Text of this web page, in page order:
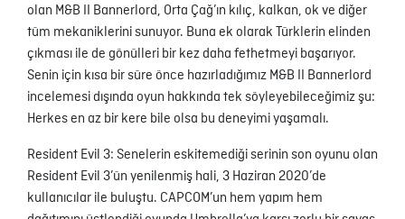
olan M&B II Bannerlord, Orta Çağ’ın kılıç, kalkan, ok ve diğer
tüm mekaniklerini sunuyor. Buna ek olarak Türklerin elinden
çıkması ile de gönülleri bir kez daha fethetmeyi başarıyor.
Senin için kısa bir süre önce hazırladığımız M&B II Bannerlord
incelemesi dışında oyun hakkında tek söyleyebileceğimiz şu:
Herkes en az bir kere bile olsa bu deneyimi yaşamalı.
Resident Evil 3: Senelerin eskitemediği serinin son oyunu olan
Resident Evil 3’ün yenilenmiş hali, 3 Haziran 2020’de
kullanıcılar ile buluştu. CAPCOM’un hem yapım hem